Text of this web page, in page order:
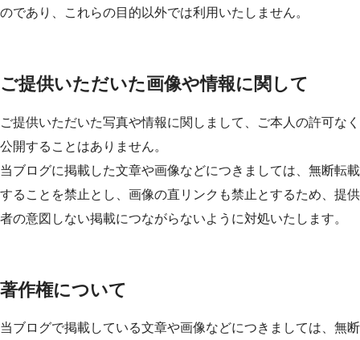
のであり、これらの目的以外では利用いたしません。
ご提供いただいた画像や情報に関して
ご提供いただいた写真や情報に関しまして、ご本人の許可なく
公開することはありません。
当ブログに掲載した文章や画像などにつきましては、無断転載
することを禁止とし、画像の直リンクも禁止とするため、提供
者の意図しない掲載につながらないように対処いたします。
著作権について
当ブログで掲載している文章や画像などにつきましては、無断